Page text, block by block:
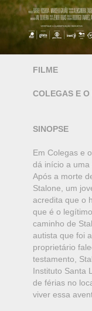
FILME
COLEGAS E O
SINOPSE
Em Colegas e
dá início a uma
Após a morte
Stalone, um
acredita que o
que é o
caminho de
autista que foi
proprietário
testamento,
Instituto Santa
de férias no
viver essa